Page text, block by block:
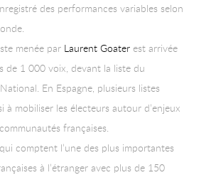
des performances variables selon
menée parLaurent Goater est arrivée
de 1 000 voix, devant la liste du
En Espagne, plusieurs listes
à mobiliser les électeurs autour d’enjeux
françaises.
comptent l’une des plus importantes
à l’étranger avec plus de 150